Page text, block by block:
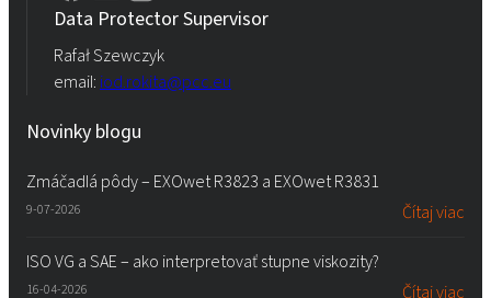
Data Protector Supervisor
Rafał Szewczyk
email: iod.rokita@pcc.eu
Novinky blogu
Zmáčadlá pôdy – EXOwet R3823 a EXOwet R3831
9-07-2026 Čítaj viac
ISO VG a SAE – ako interpretovať stupne viskozity?
16-04-2026 Čítaj viac